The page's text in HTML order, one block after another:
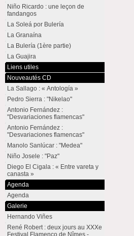
Niño Ricardo : une leçon de
fandangos
La Soleá por Bulería
La Granaína
La Bulería (1ère partie)
La Guajira
Liens utiles
Nouveautés CD
La Sallago : « Antología »
Pedro Sierra : "Nikelao"
Antonio Fernández :
"Desvariaciones flamencas"
Antonio Fernández :
"Desvariaciones flamencas"
Manolo Sanlúcar : "Medea"
Niño Josele : "Paz"
Diego El Cigala : « Entre vareta y
canasta »
Agenda
Agenda
Galerie
Hernando Viñes
René Robert : deux jours au XXXe
Festival Flamenco de Nîmes -